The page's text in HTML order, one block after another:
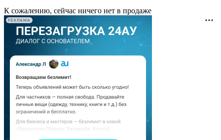
К сожалению, сейчас ничего нет в продаже
РЕКЛАМА